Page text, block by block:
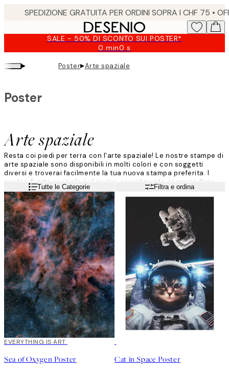
SALE - 50% DI SCONTO SUI POSTER*
0 min0 s
Valido
fino
a:
▸ Poster▸Arte spaziale
Arte spaziale
Poster
Resta coi piedi per terra con l'arte spaziale! Le nostre stampe di
arte spaziale sono disponibili in molti colori e con soggetti
diversi e troverai facilmente la tua nuova stampa preferita. I
poster di arte spaziale nel nostro assortimento comprendono
fotografie e illustrazioni astratte con soggetti grafici. Amiamo
decorare con l'arte spaziale e siamo sicuri che l’amerai anche
tu!
Leggi di piùTutte le Categorie Filtra e ordina
EVERYTHING IS ART
Sea of Oxygen Poster Cat in Space Poster